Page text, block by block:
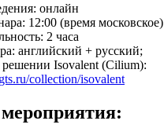
онлайн
12:00 (время московское)
2 часа
английский + русский;
Isovalent (Cilium):
collection/isovalent